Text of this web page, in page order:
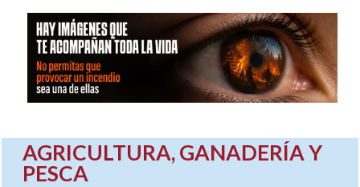
AGRICULTURA, GANADERÍA Y
PESCA